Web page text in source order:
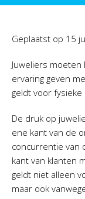
Geplaatst op 15
Juweliers
ervaring geven
geldt voor
De druk op
ene kant van de
concurrentie van
kant van klanten
geldt niet alleen
maar ook